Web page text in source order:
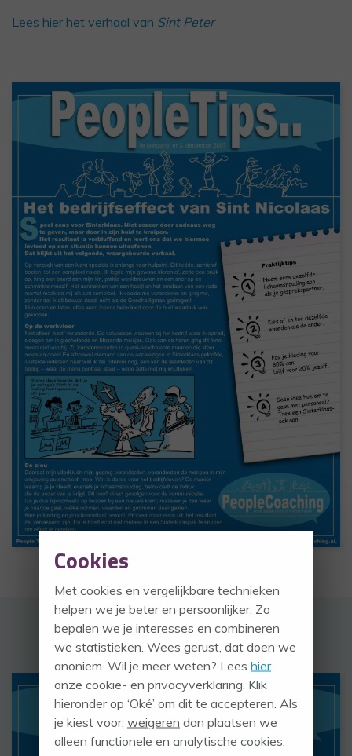
Lees hier het verhaal van Sint Peter
Cookies
Met cookies en vergelijkbare technieken
helpen we je beter en persoonlijker. Zo
bepalen we je interesses en combineren
we statistieken. Wees gerust, dat doen we
anoniem. Wil je meer weten? Lees hier
onze cookie- en privacyverklaring. Klik
hieronder op ‘Oké’ om dit te accepteren. Als
je kiest voor, weigeren dan plaatsen we
alleen functionele en analytische cookies.